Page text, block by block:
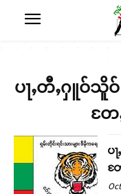
ပႃႇတီႇႁူဝ်သိူဝ်
တႄ
ပ
တ